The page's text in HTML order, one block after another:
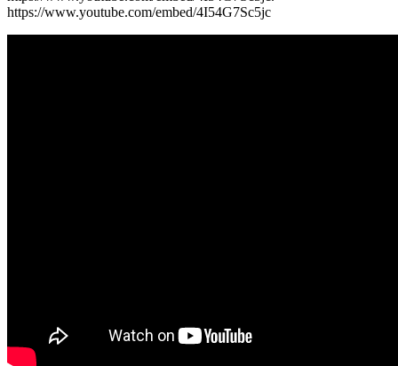
https://www.youtube.com/embed/4I54G7Sc5jc